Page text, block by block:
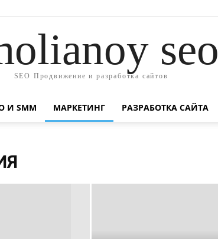
seo
SEO Продвижение и разработка сайтов
И SMM МАРКЕТИНГ РАЗРАБОТКА САЙТА